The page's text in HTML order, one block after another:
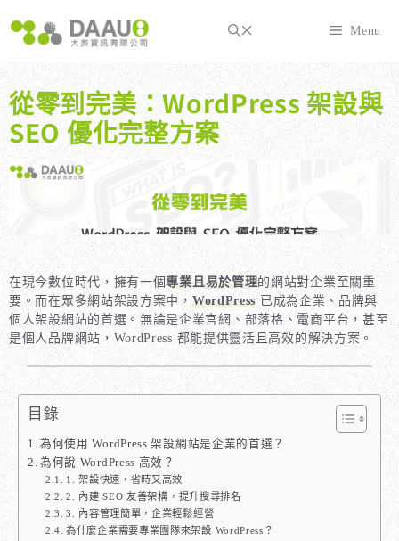
至
內
容
Menu
從零到完美：WordPress 架設與
SEO 優化完整方案
在現今數位時代，擁有一個專業且易於管理的網站對企業至關重
要。而在眾多網站架設方案中，WordPress 已成為企業、品牌與
個人架設網站的首選。無論是企業官網、部落格、電商平台，甚至
是個人品牌網站，WordPress 都能提供靈活且高效的解決方案。
目錄
為何使用 WordPress 架設網站是企業的首選？
為何說 WordPress 高效？
1. 架設快速，省時又高效
2. 內建 SEO 友善架構，提升搜尋排名
3. 內容管理簡單，企業輕鬆經營
為什麼企業需要專業團隊來架設 WordPress？